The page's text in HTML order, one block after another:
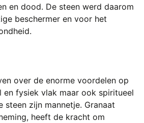
en dood. De steen werd daarom
beschermer en voor het
over de enorme voordelen op
en fysiek vlak maar ook spiritueel
steen zijn mannetje. Granaat
heeft de kracht om